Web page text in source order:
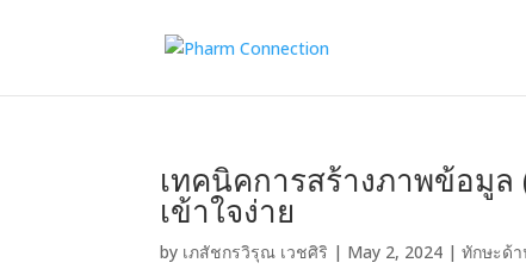
เทคนิคการสร้างภาพข้อมู
เข้าใจง่าย
by เภสัชกรวิรุณ เวชศิริ | May 2, 2024 |ทักษะด้